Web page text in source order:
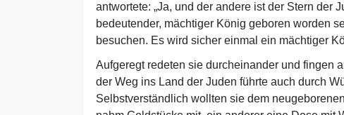
antwortete: „Ja, und der andere ist der Stern der
bedeutender, mächtiger König geboren worden
besuchen. Es wird sicher einmal ein mächtiger
Aufgeregt redeten sie durcheinander und fingen
der Weg ins Land der Juden führte auch durch
Selbstverständlich wollten sie dem